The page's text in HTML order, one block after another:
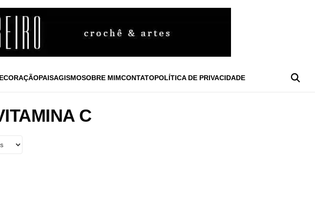
PAISAGISMOSOBRE MIMCONTATOPOLÍTICA DE PRIVACIDADE
C